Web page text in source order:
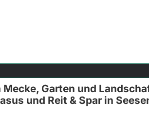
Garten und
und Reit & Spar in